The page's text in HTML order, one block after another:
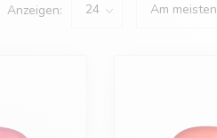
Anzeigen: